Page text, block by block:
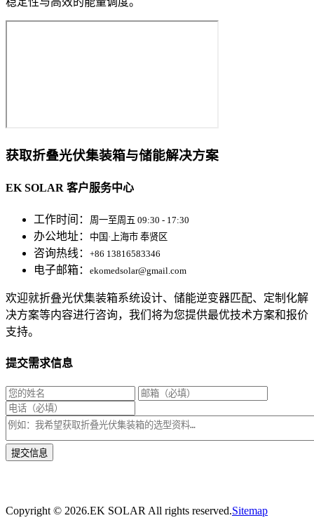
获取折叠光伏集装箱与储能解决方案
EK SOLAR 客户服务中心
工作时间： 周一至周五 09:30 - 17:30
办公地址： 中国·上海市 奉贤区
咨询热线： +86 13816583346
电子邮箱： ekomedsolar@gmail.com
欢迎就折叠光伏集装箱系统设计、储能逆变器匹配、定制化解
决方案等内容进行咨询，我们将为您提供最优技术方案和报价
支持。
提交需求信息
Copyright © 2026.EK SOLAR All rights reserved.Sitemap